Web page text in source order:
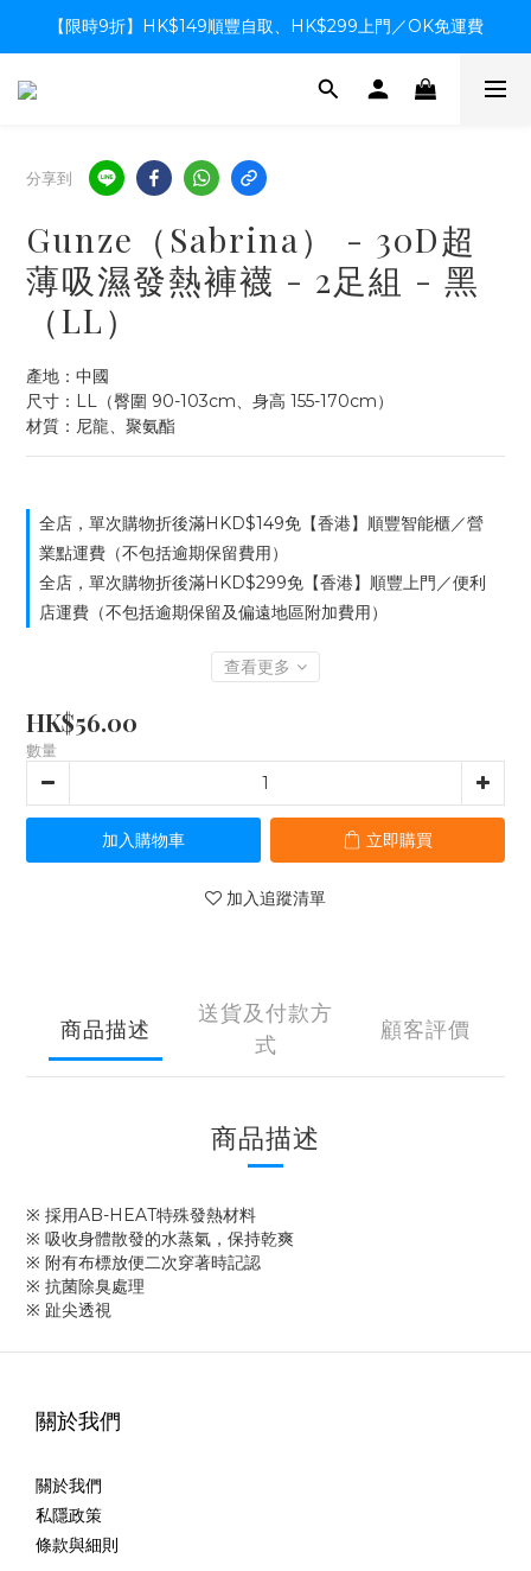
【限時9折】HK$149順豐自取、HK$299上門／OK免運費
【限時9折】HK$149順豐自取、HK$299上門／OK免運費
支付系統升級中，暫停信用卡支付至8月中，造成不便感謝諒解
分享到
Gunze（Sabrina） - 30D超
薄吸濕發熱褲襪 - 2足組 - 黑
（LL）
產地：中國
尺寸：LL（臀圍 90-103cm、身高 155-170cm）
材質：尼龍、聚氨酯
全店，單次購物折後滿HKD$149免【香港】順豐智能櫃／營
業點運費（不包括逾期保留費用）
全店，單次購物折後滿HKD$299免【香港】順豐上門／便利
店運費（不包括逾期保留及偏遠地區附加費用）
查看更多
HK$56.00
數量
加入購物車 立即購買
加入追蹤清單
商品描述
送貨及付款方
式
顧客評價
商品描述
※ 採用AB-HEAT特殊發熱材料
※ 吸收身體散發的水蒸氣，保持乾爽
※ 附有布標放便二次穿著時記認
※ 抗菌除臭處理
※ 趾尖透視
關於我們
關於我們
私隱政策
條款與細則